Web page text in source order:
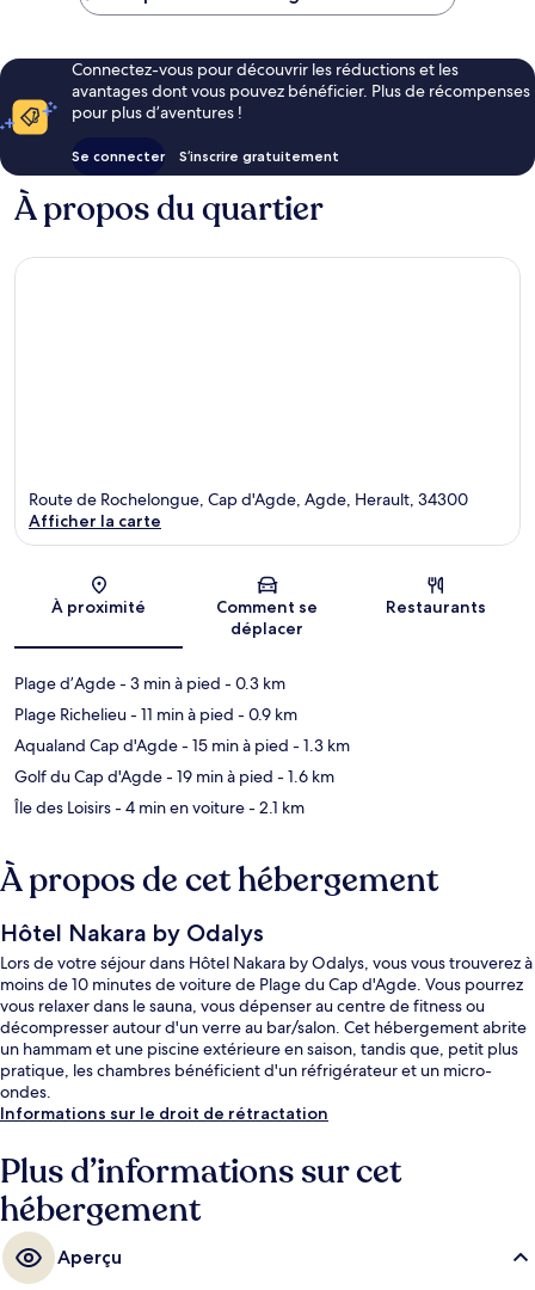
Connectez-vous pour découvrir les réductions et les
avantages dont vous pouvez bénéficier. Plus de récompenses
pour plus d’aventures !
Se connecter S’inscrire gratuitement
À propos du quartier
Carte
Route de Rochelongue, Cap d'Agde, Agde, Herault, 34300
Afficher la carte
À proximité
Comment se
déplacer
Restaurants
Plage d’Agde- 3 min à pied - 0.3 km
Plage Richelieu- 11 min à pied - 0.9 km
Aqualand Cap d'Agde- 15 min à pied - 1.3 km
Golf du Cap d'Agde- 19 min à pied - 1.6 km
Île des Loisirs- 4 min en voiture- 2.1 km
À propos de cet hébergement
Hôtel Nakara by Odalys
Lors de votre séjour dans Hôtel Nakara by Odalys, vous vous trouverez à
moins de 10 minutes de voiture de Plage du Cap d'Agde. Vous pourrez
vous relaxer dans le sauna, vous dépenser au centre de fitness ou
décompresser autour d'un verre au bar/salon. Cet hébergement abrite
un hammam et une piscine extérieure en saison, tandis que, petit plus
pratique, les chambres bénéficient d'un réfrigérateur et un micro-
ondes.
Informations sur le droit de rétractation
Plus d’informations sur cet
hébergement
Aperçu